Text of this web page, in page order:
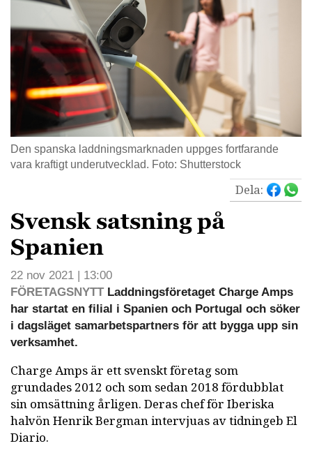
Den spanska laddningsmarknaden uppges fortfarande
vara kraftigt underutvecklad. Foto: Shutterstock
Dela:
Svensk satsning på
Spanien
22 nov 2021 | 13:00
FÖRETAGSNYTTLaddningsföretaget Charge Amps
har startat en filial i Spanien och Portugal och söker
i dagsläget samarbetspartners för att bygga upp sin
verksamhet.
Charge Amps är ett svenskt företag som
grundades 2012 och som sedan 2018 fördubblat
sin omsättning årligen. Deras chef för Iberiska
halvön Henrik Bergman intervjuas av tidningeb El
Diario.